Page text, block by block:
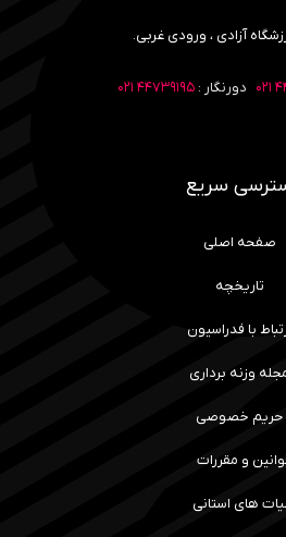
آزادی ، ورودی غربی.
دورنگار :۴۴۷۳۹۱۹۵ ۰۲۱
سریع
صفحه اصلی
تاریخچه
با فدراسیون
وزنه برداری
حریم خصوصی
و مقررات
های استانی